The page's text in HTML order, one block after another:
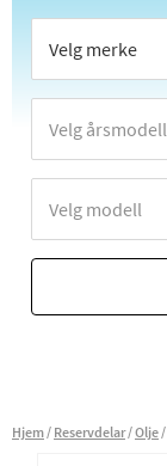
Hjem Reservdelar Olje